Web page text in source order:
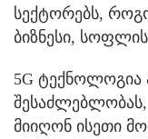
სექტორებს,
ბიზნესი,
5G ტექნოლოგია
მიიღონ ისეთი